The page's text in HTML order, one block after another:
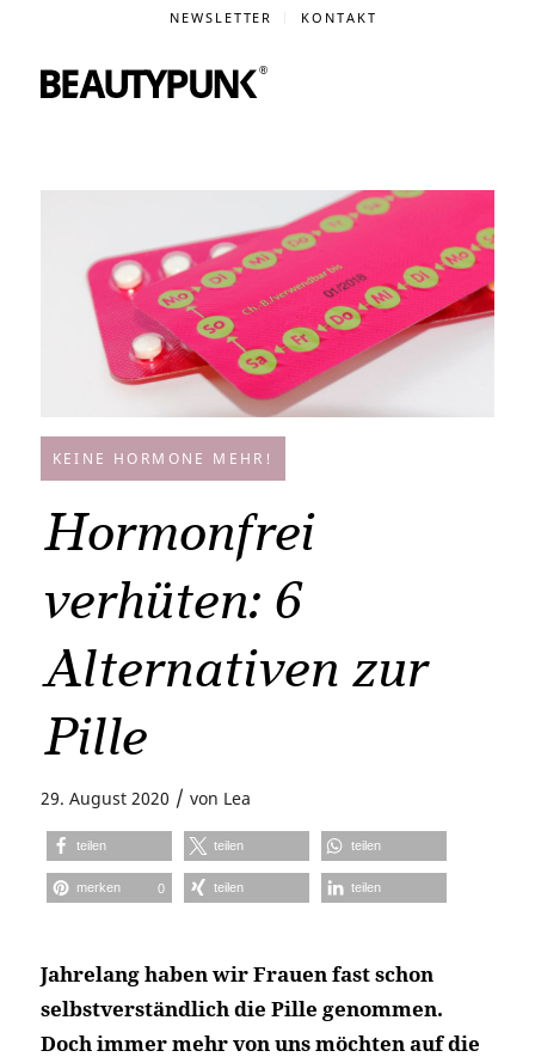
NEWSLETTER KONTAKT
KEINE HORMONE MEHR!
Hormonfrei
verhüten: 6
Alternativen zur
Pille
29. August 2020 / von Lea
teilen teilen teilen
merken 0 teilen teilen
Jahrelang haben wir Frauen fast schon
selbstverständlich die Pille genommen.
Doch immer mehr von uns möchten auf die